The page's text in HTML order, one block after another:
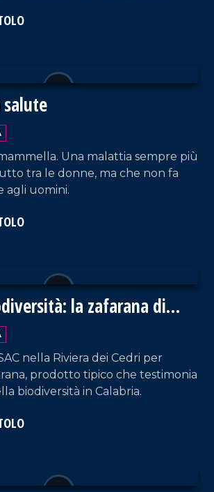
Una malattia sempre più
tra le donne, ma che non fa
agli uomini.
la zafarana di
nella Riviera dei Cedri per
prodotto tipico che testimonia
biodiversità in Calabria.